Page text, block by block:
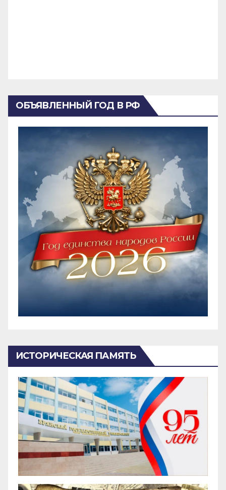
ОБЪЯВЛЕННЫЙ ГОД В РФ
ИСТОРИЧЕСКАЯ ПАМЯТЬ